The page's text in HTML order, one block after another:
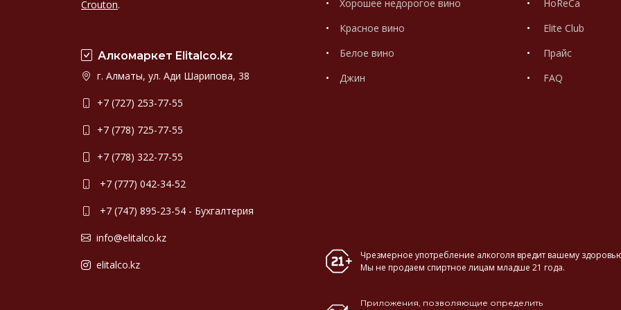
Crouton.
Алкомаркет Elitalco.kz
г. Алматы, ул. Ади Шарипова, 38
+7 (727) 253-77-55
+7 (778) 725-77-55
+7 (778) 322-77-55
+7 (777) 042-34-52
+7 (747) 895-23-54 - Бухгалтерия
info@elitalco.kz
elitalco.kz
Хорошее недорогое вино
Красное вино
Белое вино
Джин
HoReCa
Elite Club
Прайс
FAQ
Чрезмерное употребление алкоголя вредит вашему
Мы не продаем спиртное лицам младше 21 года.
Приложения, позволяющие определить